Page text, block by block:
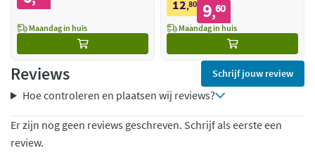
Maandag in huis
12,80 9,60
Maandag in huis
Reviews Schrijf jouw review
Hoe controleren en plaatsen wij reviews?
Er zijn nog geen reviews geschreven. Schrijf als eerste een
review.